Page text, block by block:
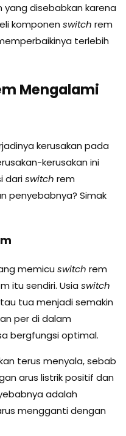
yang disebabkan karena
komponen switch rem
terlebih
Mengalami
kerusakan pada
kerusakan ini
dariswitch rem
penyebabnya? Simak
memicu switch rem
itu sendiri. Usia switch
tua menjadi semakin
per di dalam
bergfungsi optimal.
terus menyala, sebab
arus listrik positif dan
adalah
mengganti dengan